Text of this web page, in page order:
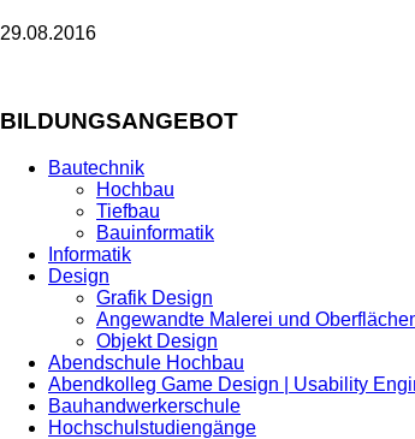
29.08.2016
BILDUNGSANGEBOT
Bautechnik
Hochbau
Tiefbau
Bauinformatik
Informatik
Design
Grafik Design
Angewandte Malerei und
Objekt Design
Abendschule Hochbau
Abendkolleg Game Design | Usability
Bauhandwerkerschule
Hochschulstudiengänge